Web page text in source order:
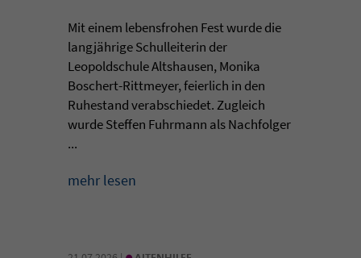
Mit einem lebensfrohen Fest wurde die
langjährige Schulleiterin der
Leopoldschule Altshausen, Monika
Boschert-Rittmeyer, feierlich in den
Ruhestand verabschiedet. Zugleich
wurde Steffen Fuhrmann als Nachfolger
...
mehr lesen